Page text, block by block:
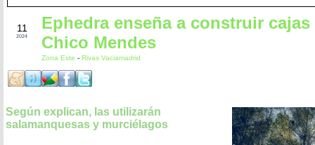
11
2024
Ephedra enseña a construir
Chico Mendes
Zona Este - Rivas Vaciamadrid
Según explican, las utilizarán
salamanquesas y murciélagos